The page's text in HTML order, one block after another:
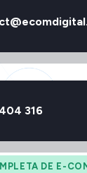
DE E-
316